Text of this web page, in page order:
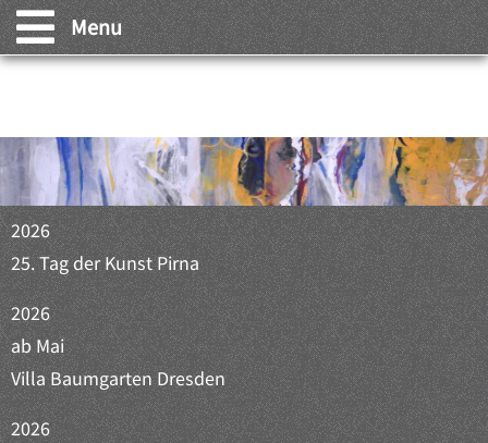
Menu
GALERIE
VITA
AUSSTELLUNGEN
KONTAKT
2026
25. Tag der Kunst Pirna
2026
ab Mai
Villa Baumgarten Dresden
2026